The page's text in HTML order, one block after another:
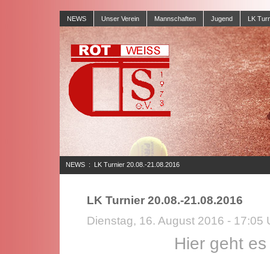
NEWS Unser Verein Mannschaften Jugend LK
NEWS : LK Turnier 20.08.-21.08.2016
LK Turnier 20.08.-21.08.2016
Dienstag, 16. August 2016 - 17:05
Hier geht